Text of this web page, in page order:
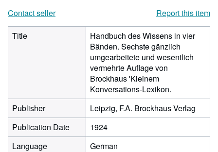
Contact seller
Report this item
Title
Handbuch des Wissens in vier
Bänden. Sechste gänzlich
umgearbeitete und wesentlich
vermehrte Auflage von
Brockhaus 'Kleinem
Konversations-Lexikon.
Publisher
Leipzig, F.A. Brockhaus Verlag
Publication Date
1924
Language
German